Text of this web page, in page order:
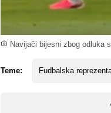
Navijači bijesni zbog odluka
Teme: Fudbalska